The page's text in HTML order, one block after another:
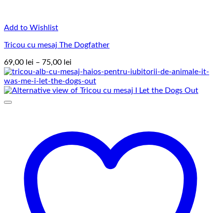
Add to Wishlist
Tricou cu mesaj The Dogfather
69,00 lei – 75,00 lei
de
prețuri:
69,00 lei